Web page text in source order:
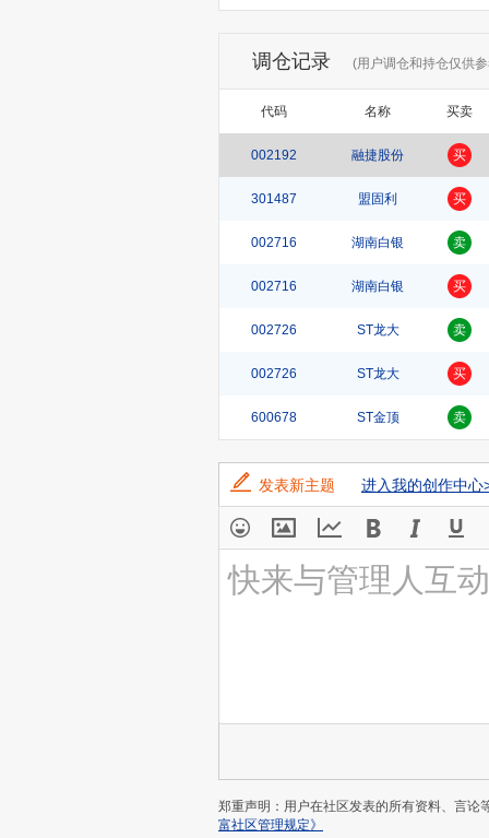
调仓记录 (用户调仓和持仓仅供
代码 名称 买卖
002192 融捷股份 买
301487 盟固利 买
002716 湖南白银 卖
002716 湖南白银 买
002726 ST龙大 卖
002726 ST龙大 买
600678 ST金顶 卖
发表新主题 进入我的创作中心
快来与管理人互
郑重声明：用户在社区发表的所有资料、言论
富社区管理规定》